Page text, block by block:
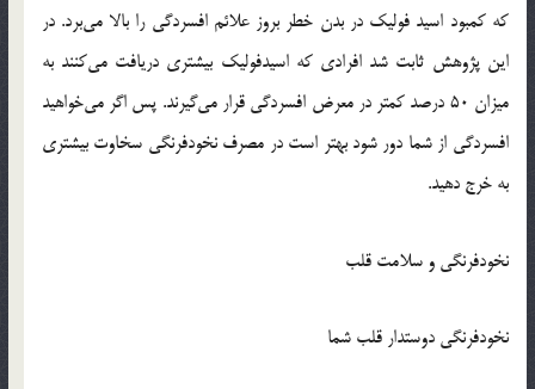
که کمبود اسید فولیک در بدن خطر بروز علائم افسردگی را بالا می‌برد. در
این پژوهش ثابت شد افرادی که اسیدفولیک بیشتری دریافت می‌کنند به
میزان 50 درصد کمتر در معرض افسردگی قرار می‌گیرند. پس اگر می‌خواهید
افسردگی از شما دور شود بهتر است در مصرف نخودفرنگی سخاوت بیشتری
به خرج دهید.
نخودفرنگی و سلامت قلب
نخودفرنگی دوستدار قلب شما